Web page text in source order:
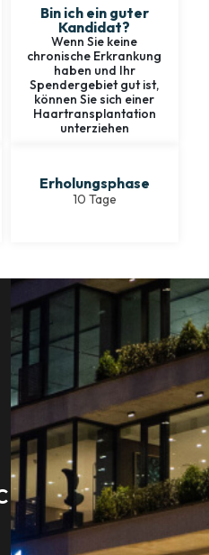
Bin ich ein guter
Kandidat?
Wenn Sie keine
chronische Erkrankung
haben und Ihr
Spendergebiet gut ist,
können Sie sich einer
Haartransplantation
unterziehen
Erholungsphase
10 Tage